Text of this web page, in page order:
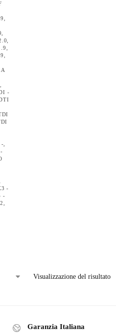
-
-
-
-
Visualizzazione del risultato
Garanzia Italiana